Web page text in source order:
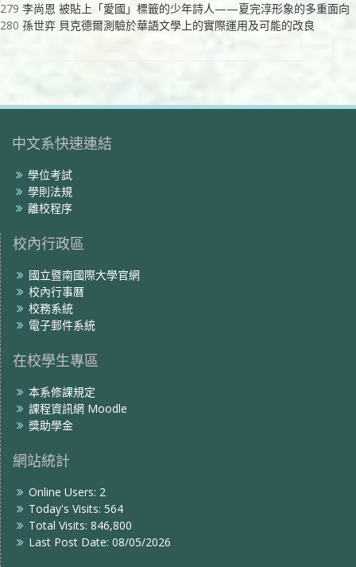
279 李尚恩 被貼上「愛國」標籤的少年詩人——夏完淳形象的多重面向
280 孫世弈 貝克德爾測驗於華語文學上的實際運用及可能的改良
中文系快速連結
學位考試
學則法規
離校程序
校內行政區
國立暨南國際大學官網
校內行事曆
校務系統
電子郵件系統
在校學生專區
本系修課規定
課程資訊網 Moodle
獎助學金
網站統計
Online Users: 2
Today's Visits: 564
Total Visits: 846,800
Last Post Date: 08/05/2026